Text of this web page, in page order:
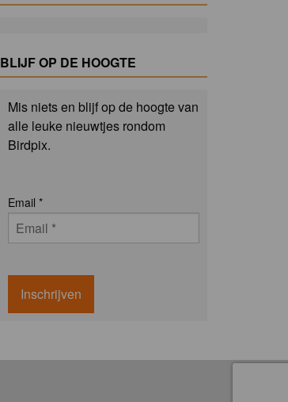
BLIJF OP DE HOOGTE
Mis niets en blijf op de hoogte van
alle leuke nieuwtjes rondom
Birdpix.
Email *
Inschrijven